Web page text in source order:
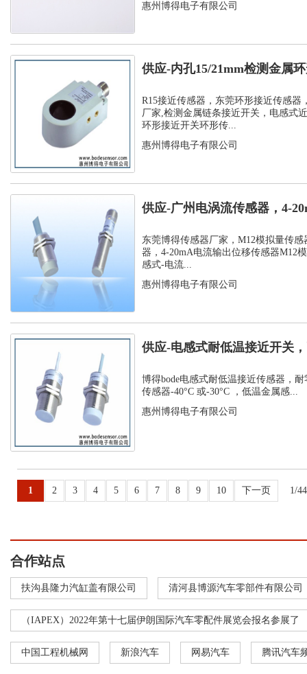
惠州博得电子有限公司
供应-内孔15/21mm检测金属
孔环...
R15接近传感器，东莞环形接近传感器
厂家,检测金属链条接近开关，电感式
环形接近开关环形传...
惠州博得电子有限公司
供应-广州电涡流传感器，4-
位移传...
东莞博得传感器厂家，M12模拟量传
器，4-20mA电流输出位移传感器M12
感式-电流...
惠州博得电子有限公司
供应-电感式耐低温接近开关
温接近传...
博得bode电感式耐低温接近传感器，
传感器-40°C 或-30°C ，低温金属感...
惠州博得电子有限公司
1 2 3 4 5 6 7 8 9 10 下一页 1/
合作站点
扶沟县隆力汽缸盖有限公司 清河县博源汽车零部件有限公司
（IAPEX）2022年第十七届伊朗国际汽车零配件展览会报名参展了
中国工程机械网 新浪汽车 网易汽车 腾讯汽车